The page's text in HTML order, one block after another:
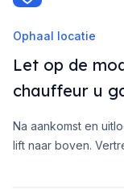
Ophaal locatie
Let op de
chauffeur u
Na aankomst en
lift naar boven.